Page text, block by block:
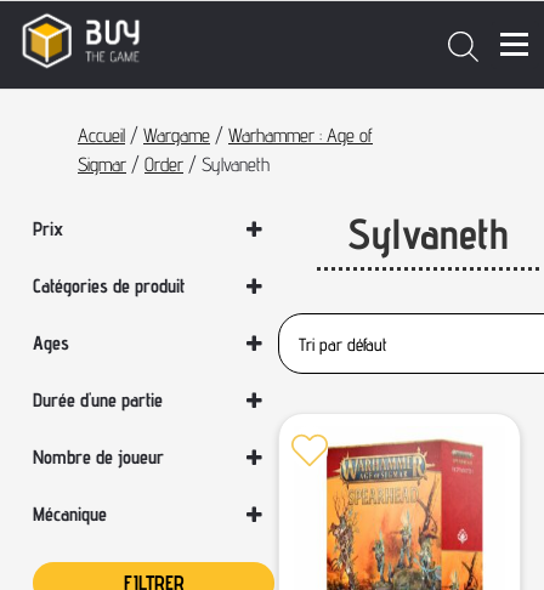
Accueil / Wargame / Warhammer : Age of
Sigmar / Order / Sylvaneth
Prix
Catégories de produit
Order
Tous les jeux
Warhammer : Age of Sigmar
Ages
Durée d'une partie
Nombre de joueur
Mécanique
FILTRER
Sylvaneth